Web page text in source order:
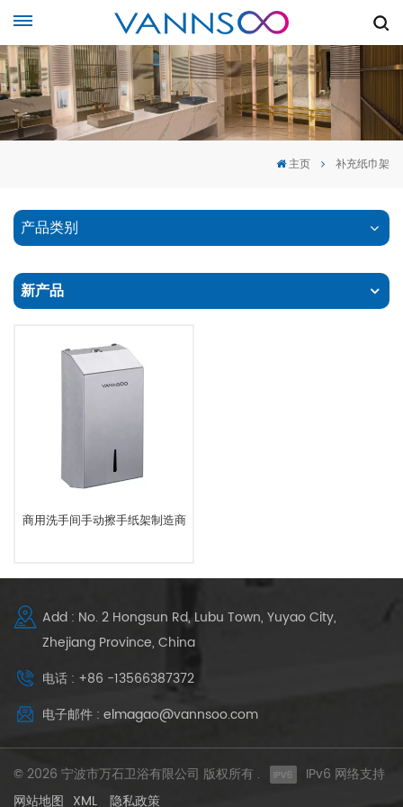
主页 补充纸巾架
产品类别
新产品
商用洗手间手动擦手纸架制造商
Add : No. 2 Hongsun Rd, Lubu Town, Yuyao City,
Zhejiang Province, China
电话 : +86 -13566387372
电子邮件 : elmagao@vannsoo.com
© 2026 宁波市万石卫浴有限公司 版权所有 .
IPv6 网络支持
网站地图 XML 隐私政策